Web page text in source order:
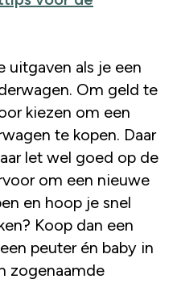
uitgaven als je een
Om geld te
kiezen om een
te kopen. Daar
let wel goed op de
om een nieuwe
en hoop je snel
Koop dan een
peuter én baby in
zogenaamde